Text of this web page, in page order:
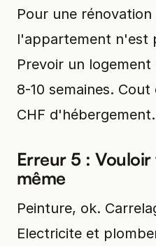
Pour une
l'appartement n'est
Prevoir un
8-10 semaines.
CHF d'hébergement.
Erreur 5 :
même
Peinture, ok.
Electricite et